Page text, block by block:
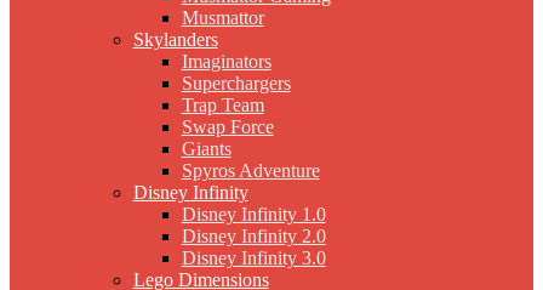
Musmattor
Skylanders
Imaginators
Superchargers
Trap Team
Swap Force
Giants
Spyros Adventure
Disney Infinity
Disney Infinity 1.0
Disney Infinity 2.0
Disney Infinity 3.0
Lego Dimensions